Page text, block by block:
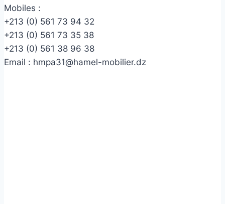
Mobiles :
+213 (0) 561 73 94 32
+213 (0) 561 73 35 38
+213 (0) 561 38 96 38
Email : hmpa31@hamel-mobilier.dz